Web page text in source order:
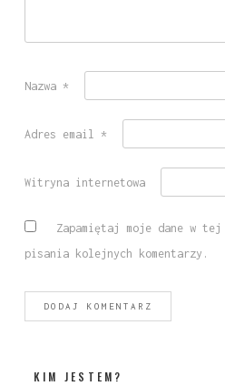
Nazwa *
Adres email *
Witryna internetowa
Zapamiętaj moje dane w
pisania kolejnych komentarzy.
KIM JESTEM?